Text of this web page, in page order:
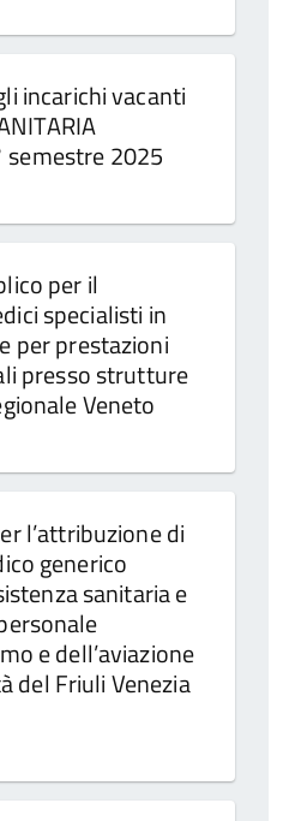
incarichi vacanti
semestre 2025
per il
specialisti in
per prestazioni
presso strutture
Veneto
l’attribuzione di
generico
sanitaria e
e dell’aviazione
del Friuli Venezia